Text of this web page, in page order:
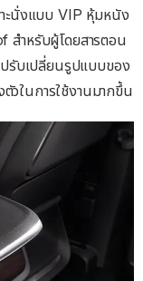
ะนั่งแบบ VIP หุ้มหนัง
สำหรับผู้โดยสารตอน
รับเปลี่ยนรูปแบบของ
วในการใช้งานมากขึ้น